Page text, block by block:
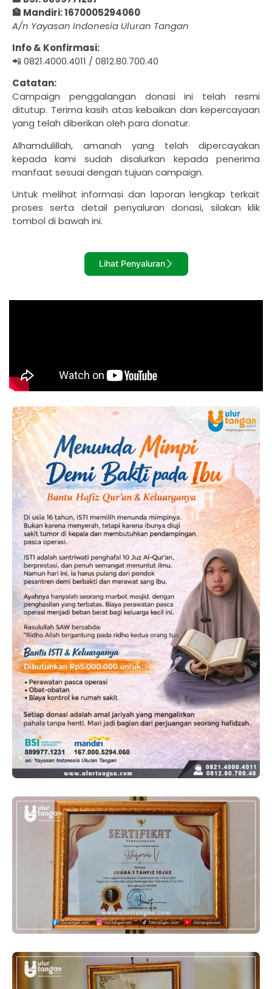
🏦 Mandiri: 1670005294060
A/n Yayasan Indonesia Uluran Tangan
Info & Konfirmasi:
📲 0821.4000.4011 / 0812.80.700.40
Catatan:
Campaign penggalangan donasi ini telah resmi
ditutup. Terima kasih atas kebaikan dan kepercayaan
yang telah diberikan oleh para donatur.
Alhamdulillah, amanah yang telah dipercayakan
kepada kami sudah disalurkan kepada penerima
manfaat sesuai dengan tujuan campaign.
Untuk melihat informasi dan laporan lengkap terkait
proses serta detail penyaluran donasi, silakan klik
tombol di bawah ini.
Lihat Penyaluran